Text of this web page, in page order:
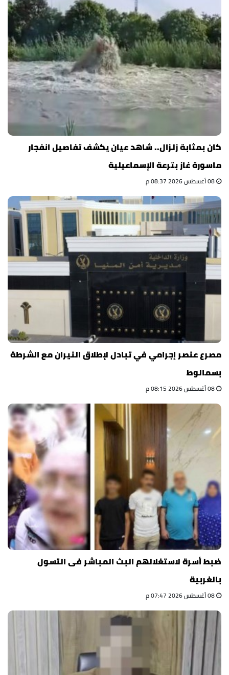
كان بمثابة زلزال.. شاهد عيان يكشف تفاصيل انفجار
ماسورة غاز بترعة الإسماعيلية
مصرع عنصر إجرامي في تبادل لإطلاق النيران مع الشرطة
بسمالوط
ضبط أسرة لاستغلالهم البث المباشر فى التسول
بالغربية